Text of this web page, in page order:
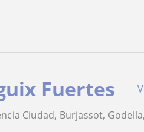
Fuertes
Ciudad, Burjassot,